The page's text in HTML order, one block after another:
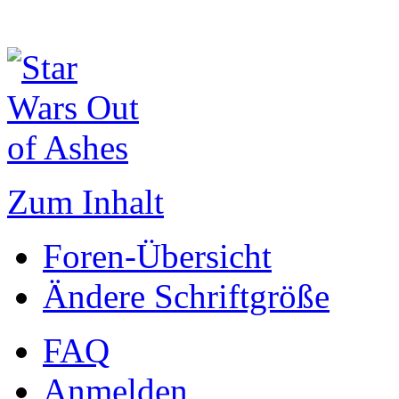
Zum Inhalt
Foren-Übersicht
Ändere Schriftgröße
FAQ
Anmelden